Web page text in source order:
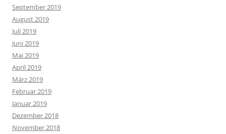
September 2019
August 2019
Juli 2019
Juni 2019
Mai 2019
April 2019
März 2019
Februar 2019
Januar 2019
Dezember 2018
November 2018